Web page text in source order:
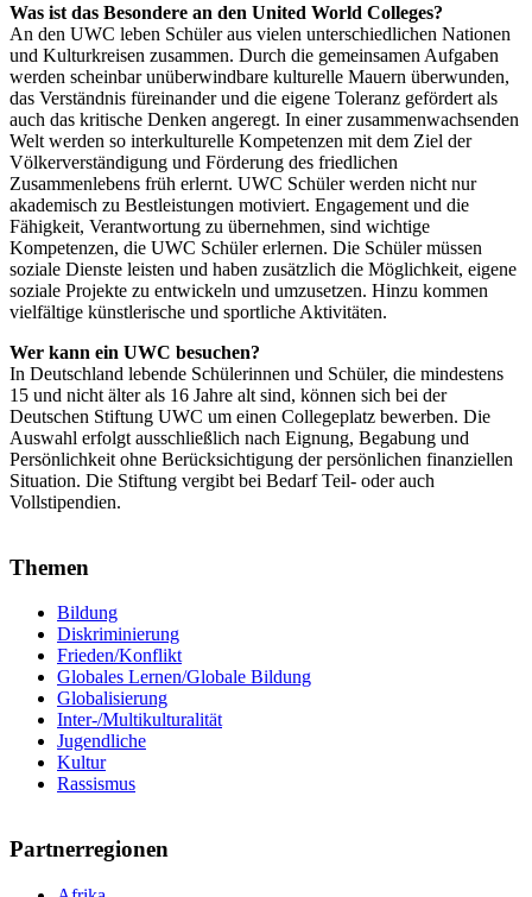
Was ist das Besondere an den United World Colleges?
An den UWC leben Schüler aus vielen unterschiedlichen Nationen
und Kulturkreisen zusammen. Durch die gemeinsamen Aufgaben
werden scheinbar unüberwindbare kulturelle Mauern überwunden,
das Verständnis füreinander und die eigene Toleranz gefördert als
auch das kritische Denken angeregt. In einer zusammenwachsenden
Welt werden so interkulturelle Kompetenzen mit dem Ziel der
Völkerverständigung und Förderung des friedlichen
Zusammenlebens früh erlernt. UWC Schüler werden nicht nur
akademisch zu Bestleistungen motiviert. Engagement und die
Fähigkeit, Verantwortung zu übernehmen, sind wichtige
Kompetenzen, die UWC Schüler erlernen. Die Schüler müssen
soziale Dienste leisten und haben zusätzlich die Möglichkeit, eigene
soziale Projekte zu entwickeln und umzusetzen. Hinzu kommen
vielfältige künstlerische und sportliche Aktivitäten.
Wer kann ein UWC besuchen?
In Deutschland lebende Schülerinnen und Schüler, die mindestens
15 und nicht älter als 16 Jahre alt sind, können sich bei der
Deutschen Stiftung UWC um einen Collegeplatz bewerben. Die
Auswahl erfolgt ausschließlich nach Eignung, Begabung und
Persönlichkeit ohne Berücksichtigung der persönlichen finanziellen
Situation. Die Stiftung vergibt bei Bedarf Teil- oder auch
Vollstipendien.
Themen
Bildung
Diskriminierung
Frieden/Konflikt
Globales Lernen/Globale Bildung
Globalisierung
Inter-/Multikulturalität
Jugendliche
Kultur
Rassismus
Partnerregionen